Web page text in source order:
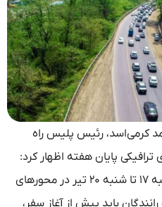
کرمی‌اسد، رئیس پلیس راه
ترافیکی پایان هفته اظهار کرد:
این محدودیت‌ها از امروز چهارشنبه ۱۷ تا شنبه ۲۰ تیر در محورهای
باید پیش از آغاز سفر،